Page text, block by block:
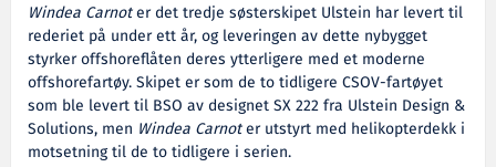
Windea Carnoter det tredje søsterskipet Ulstein har levert til
rederiet på under ett år, og leveringen av dette nybygget
styrker offshoreflåten deres ytterligere med et moderne
offshorefartøy. Skipet er som de to tidligere CSOV-fartøyet
som ble levert til BSO av designet SX 222 fra Ulstein Design &
Solutions, men Windea Carnoter utstyrt med helikopterdekk i
motsetning til de to tidligere i serien.